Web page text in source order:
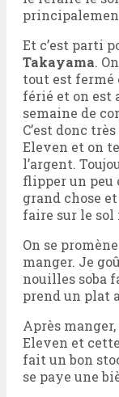
Et c’est parti
Takayama.
tout est fermé
férié et on est
semaine de
C’est donc
Eleven et on
l’argent.
flipper un peu
grand chose
faire sur le sol
On se
manger. Je
nouilles soba
prend un plat
Après
Eleven et
fait un bon
se paye une